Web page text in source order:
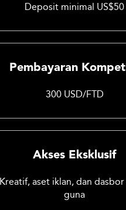
Deposit minimal US$50
Pembayaran
300 USD/FTD
Akses Eksklusif
Kreatif, aset iklan, dan
guna